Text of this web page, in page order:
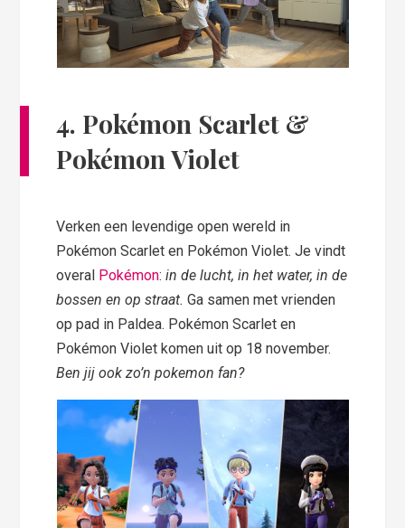
4. Pokémon Scarlet &
Pokémon Violet
Verken een levendige open wereld in
Pokémon Scarlet en Pokémon Violet. Je vindt
overal Pokémon:in de lucht, in het water, in de
bossen en op straat.Ga samen met vrienden
op pad in Paldea. Pokémon Scarlet en
Pokémon Violet komen uit op 18 november.
Ben jij ook zo’n pokemon fan?